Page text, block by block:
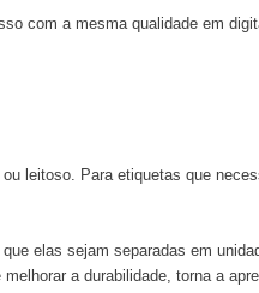
com a mesma qualidade em
leitoso. Para etiquetas que
elas sejam separadas em
a durabilidade, torna a